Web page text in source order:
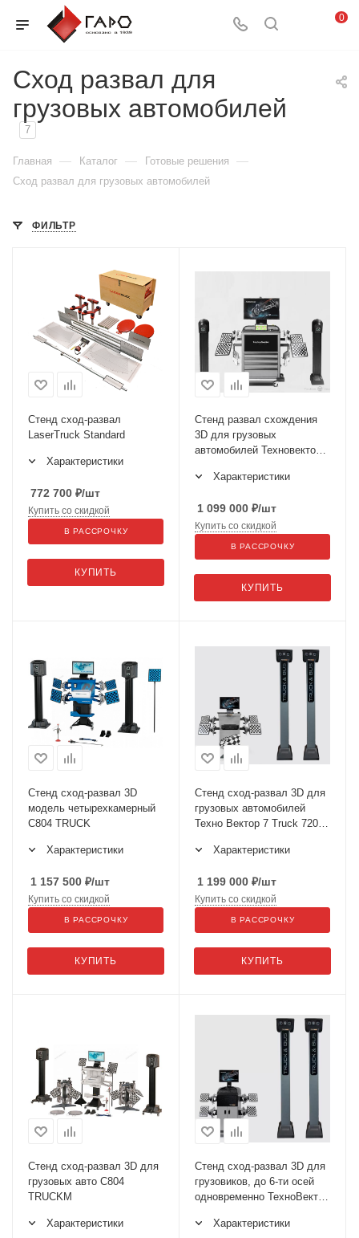
0
Сход развал для
грузовых автомобилей
7
Главная — Каталог — Готовые решения —
Сход развал для грузовых автомобилей
ФИЛЬТР
Стенд сход-развал
LaserTruck Standard
Характеристики
772 700 ₽/шт
КУПИТЬ
Купить со скидкой
В РАССРОЧКУ
Стенд развал схождения
3D для грузовых
автомобилей Техновектор 7
Характеристики
1 099 000 ₽/шт
КУПИТЬ
Купить со скидкой
В РАССРОЧКУ
Стенд сход-развал 3D
модель четырехкамерный
C804 TRUCK
Характеристики
1 157 500 ₽/шт
КУПИТЬ
Купить со скидкой
В РАССРОЧКУ
Стенд сход-развал 3D для
грузовых автомобилей
Техно Вектор 7 Truck 7204
Характеристики
1 199 000 ₽/шт
КУПИТЬ
Купить со скидкой
В РАССРОЧКУ
Стенд сход-развал 3D для
грузовых авто C804
TRUCKM
Характеристики
Стенд сход-развал 3D для
грузовиков, до 6-ти осей
одновременно ТехноВектор
Характеристики